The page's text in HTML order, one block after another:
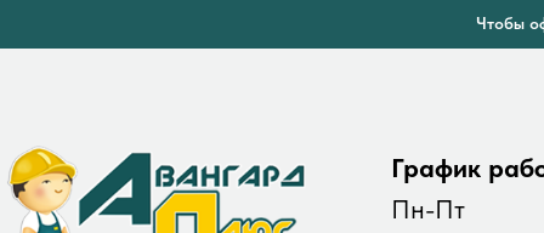
Чтобы
График
Пн-Пт